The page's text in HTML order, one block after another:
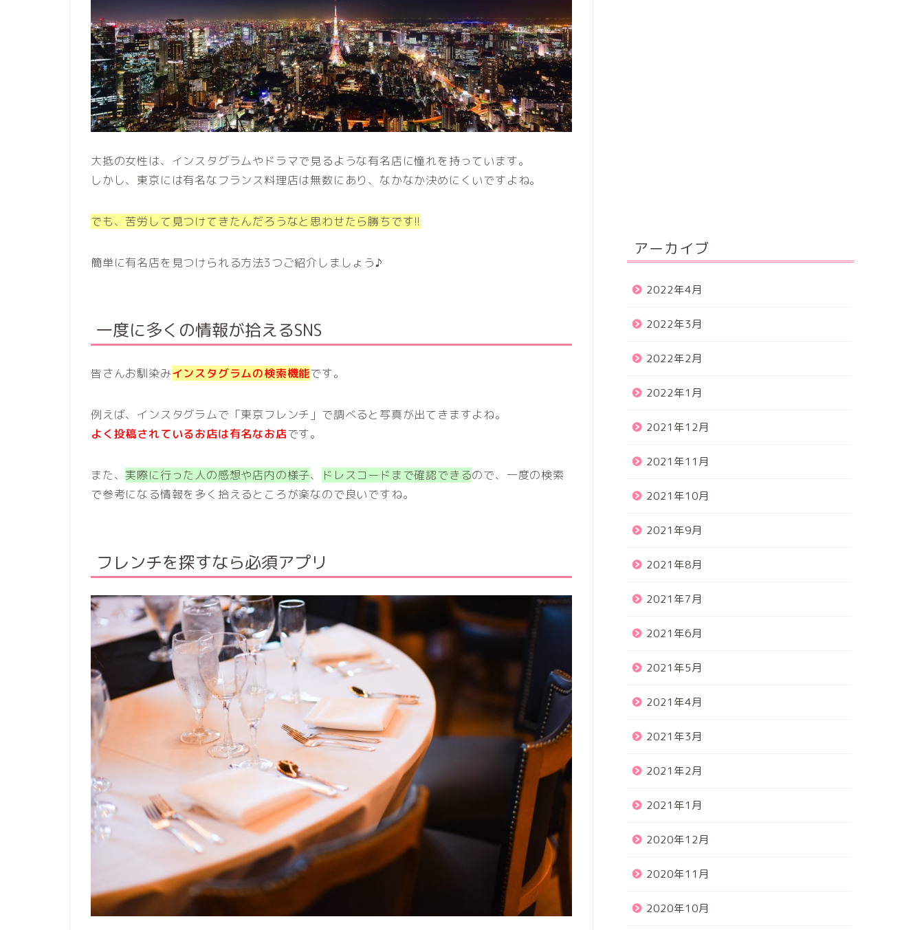
大抵の女性は、インスタグラムやドラマで見るような有名店に憧れを持っています。
しかし、東京には有名なフランス料理店は無数にあり、なかなか決めにくいですよね。
でも、苦労して見つけてきたんだろうなと思わせたら勝ちです!!
簡単に有名店を見つけられる方法3つご紹介しましょう♪
一度に多くの情報が拾えるSNS
皆さんお馴染みインスタグラムの検索機能です。
例えば、インスタグラムで「東京フレンチ」で調べると写真が出てきますよね。
よく投稿されているお店は有名なお店です。
また、 実際に行った人の感想や店内の様子、 ドレスコードまで確認できるので、一度の検索
で参考になる情報を多く拾えるところが楽なので良いですね。
フレンチを探すなら必須アプリ
アーカイブ
2022年4月
2022年3月
2022年2月
2022年1月
2021年12月
2021年11月
2021年10月
2021年9月
2021年8月
2021年7月
2021年6月
2021年5月
2021年4月
2021年3月
2021年2月
2021年1月
2020年12月
2020年11月
2020年10月